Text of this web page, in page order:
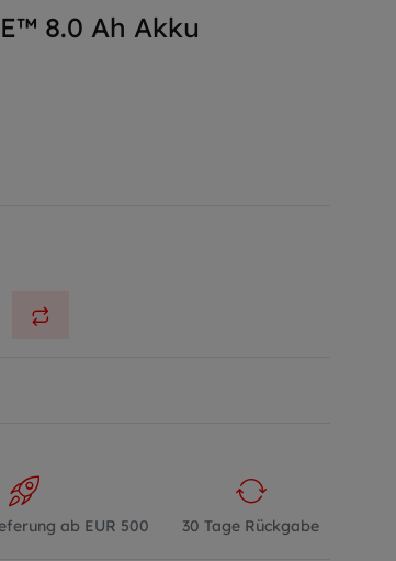
8.0 Ah Akku
ab EUR 500 30 Tage Rückgabe